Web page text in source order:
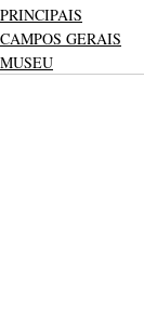
PRINCIPAIS
CAMPOS GERAIS
MUSEU